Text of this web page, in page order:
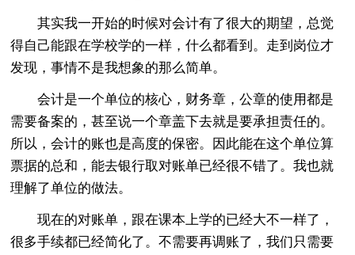
其实我一开始的时候对会计有了很大的期望，总觉
得自己能跟在学校学的一样，什么都看到。走到岗位才
发现，事情不是我想象的那么简单。
会计是一个单位的核心，财务章，公章的使用都是
需要备案的，甚至说一个章盖下去就是要承担责任的。
所以，会计的账也是高度的保密。因此能在这个单位算
票据的总和，能去银行取对账单已经很不错了。我也就
理解了单位的做法。
现在的对账单，跟在课本上学的已经大不一样了，
很多手续都已经简化了。不需要再调账了，我们只需要